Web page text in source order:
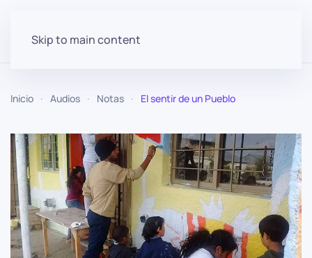
Skip to main content
Inicio Audios Notas El sentir de un Pueblo